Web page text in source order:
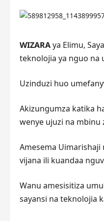
WIZARAya Elimu,
teknolojia ya nguo na
Uzinduzi huo
Akizungumza katika
wenye ujuzi na mbinu
Amesema Uimarishaji
vijana ili kuandaa
Wanu amesisitiza
sayansi na teknolojia